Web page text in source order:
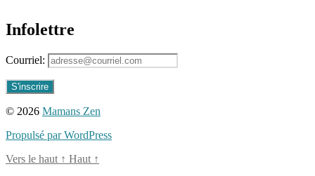
Infolettre
Courriel:
© 2026 Mamans Zen
Propulsé par WordPress
Vers le haut ↑ Haut ↑